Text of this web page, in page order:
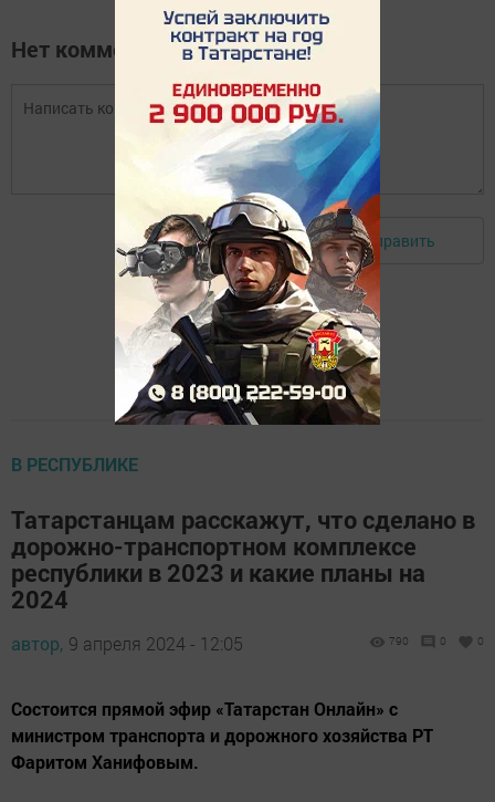
Нет комментариев
Авторизоваться Отправить
В РЕСПУБЛИКЕ
Татарстанцам расскажут, что сделано в
дорожно-транспортном комплексе
республики в 2023 и какие планы на
2024
автор, 9 апреля 2024 - 12:05 790 0 0
Состоится прямой эфир «Татарстан Онлайн» с
министром транспорта и дорожного хозяйства РТ
Фаритом Ханифовым.